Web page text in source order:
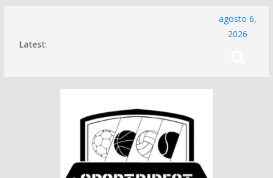
contenido
Latest:
agosto 6,
2026